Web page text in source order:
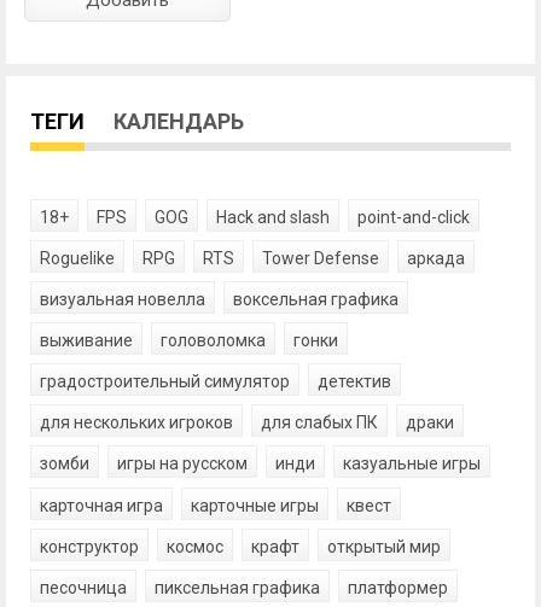
ТЕГИ КАЛЕНДАРЬ
18+ FPS GOG Hack and slash point-and-click
Roguelike RPG RTS Tower Defense аркада
визуальная новелла воксельная графика
выживание головоломка гонки
градостроительный симулятор детектив
для нескольких игроков для слабых ПК драки
зомби игры на русском инди казуальные игры
карточная игра карточные игры квест
конструктор космос крафт открытый мир
песочница пиксельная графика платформер